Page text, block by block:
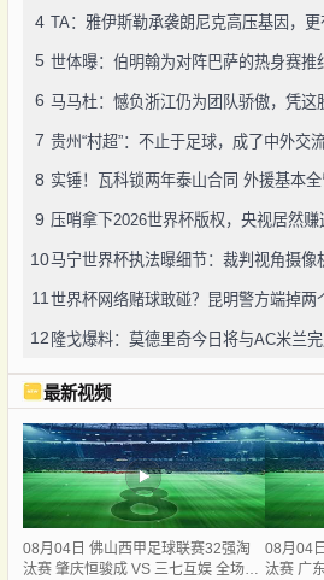
4 TA：雅伊斯勒承袭朗尼克高压基因，
5 世体曝：伯明翰为对阵巴萨的热身赛推
6 马马杜：憾负浙江仍为团队骄傲，凭这
7 贵州“村超”：不止于足球，成了中外交
8 实锤！瓦科锁两年泰山合同 外援基本
9
10马宁世界杯执法曝细节：裁判视角摄像
11
12 隆戈爆料：莫德里奇今日将与AC米兰
最新视频
08月04日 佛山西甲足球联赛32强淘
汰赛 肇庆恒骏成 VS 三七互娱 全场录
08月04
汰赛 广